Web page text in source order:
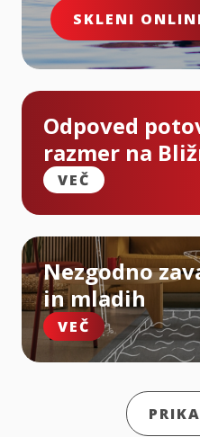
SKLENI
Odpoved
razmer na
VEČ
Nezgodno
in mladih
VEČ